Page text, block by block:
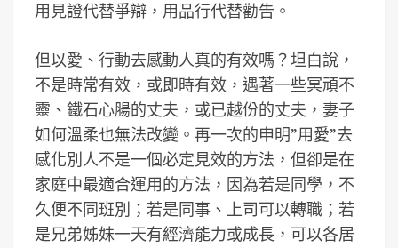
用見證代替爭辯，用品行代替勸告。
但以愛、行動去感動人真的有效嗎？坦白說，
不是時常有效，或即時有效，遇著一些冥頑不
靈、鐵石心腸的丈夫，或已越份的丈夫，妻子
如何溫柔也無法改變。再一次的申明”用愛”去
感化別人不是一個必定見效的方法，但卻是在
家庭中最適合運用的方法，因為若是同學，不
久便不同班別；若是同事、上司可以轉職；若
是兄弟姊妹一天有經濟能力或成長，可以各居